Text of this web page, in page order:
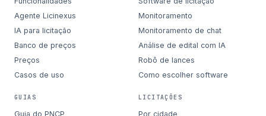
Agente Licinexus
IA para licitação
Banco de preços
Preços
Casos de uso
Monitoramento
Monitoramento de chat
Análise de edital com IA
Robô de lances
Como escolher software
GUIAS
Guia do PNCP
LICITAÇÕES
Por cidade